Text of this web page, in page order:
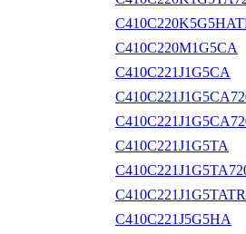
C410C220M1G5CA
C410C221J1G5CA
C410C221J1G5TA
C410C221J1G5TATR
C410C221J5G5HA